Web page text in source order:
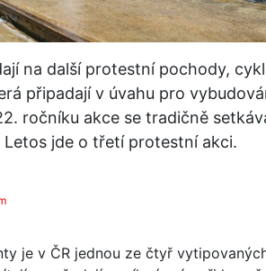
na další protestní pochody,
připadají v úvahu pro
ročníku akce se tradičně
jde o třetí protestní akci.
je v ČR jednou ze čtyř